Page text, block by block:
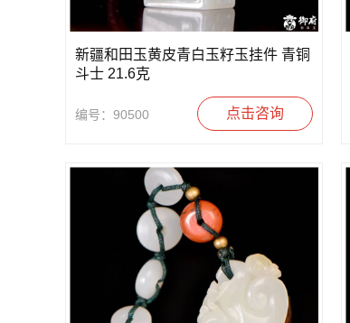
新疆和田玉黄皮青白玉籽玉挂件 青铜
斗士 21.6克
编号：90500 点击咨询